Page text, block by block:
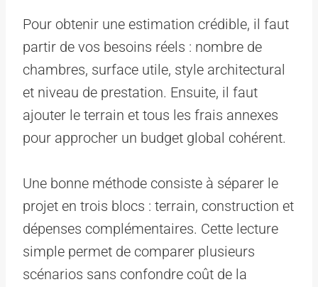
Pour obtenir une estimation crédible, il faut
partir de vos besoins réels : nombre de
chambres, surface utile, style architectural
et niveau de prestation. Ensuite, il faut
ajouter le terrain et tous les frais annexes
pour approcher un budget global cohérent.
Une bonne méthode consiste à séparer le
projet en trois blocs : terrain, construction et
dépenses complémentaires. Cette lecture
simple permet de comparer plusieurs
scénarios sans confondre coût de la